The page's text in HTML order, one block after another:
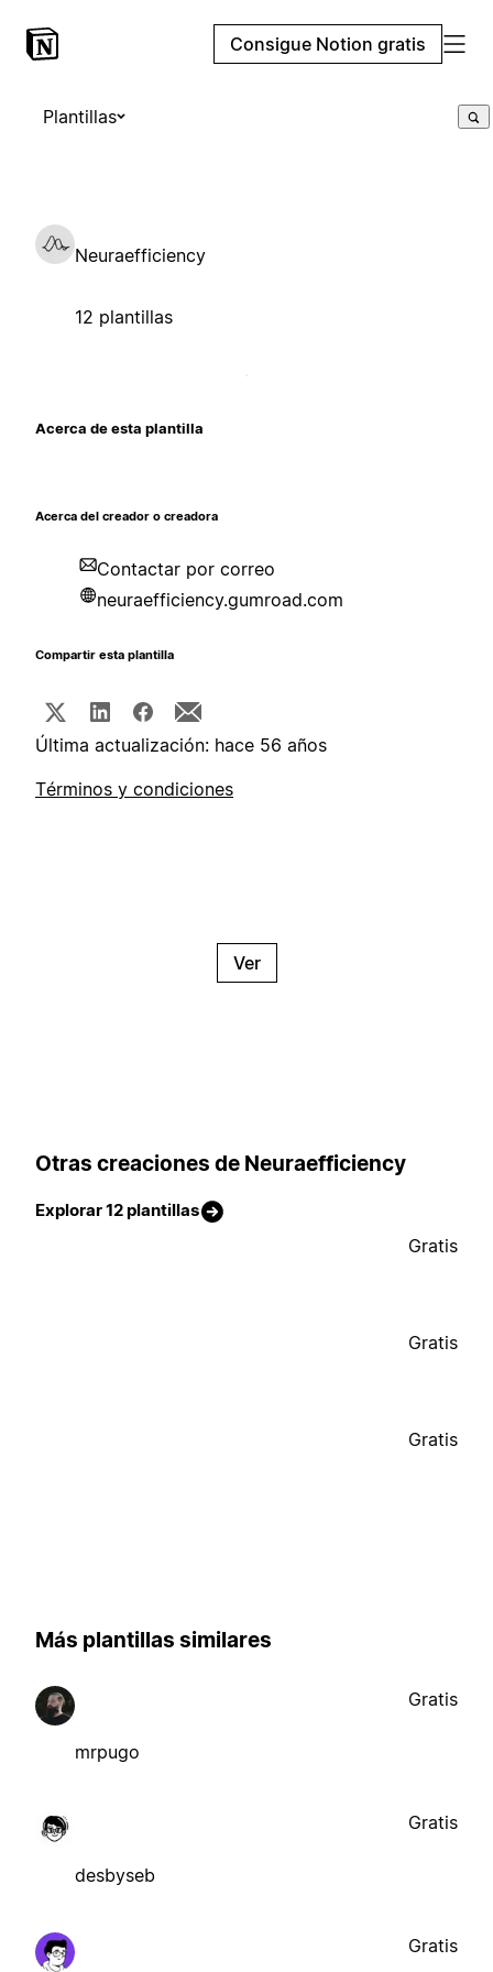
Consigue Notion gratis
Plantillas
Neuraefficiency
12 plantillas
Acerca de esta plantilla
Acerca del creador o creadora
Contactar por correo
neuraefficiency.gumroad.com
Compartir esta plantilla
Última actualización: hace 56 años
Términos y condiciones
Ver
Otras creaciones de Neuraefficiency
Explorar 12 plantillas
Gratis
Gratis
Gratis
Más plantillas similares
mrpugo
Gratis
desbyseb
Gratis
Gratis